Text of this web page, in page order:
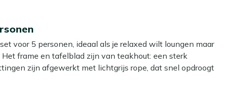
voor 5 personen, ideaal als je relaxed wilt loungen maar
frame en tafelblad zijn van teakhout: een sterk
zijn afgewerkt met lichtgrijs rope, dat snel opdroogt
voor je set. Dankzij de stoel bank opstelling